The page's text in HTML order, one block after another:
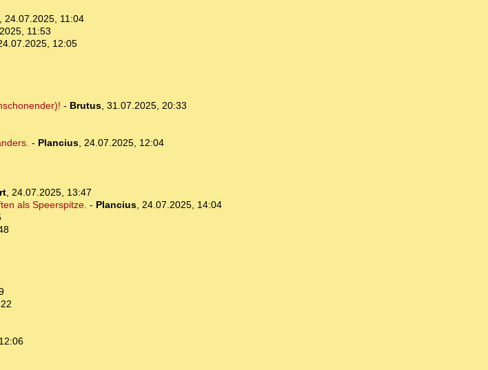
24.07.2025, 11:04
11:53
12:05
- Brutus, 31.07.2025, 20:33
- Plancius, 24.07.2025, 12:04
, 24.07.2025, 13:47
als Speerspitze. - Plancius, 24.07.2025, 14:04